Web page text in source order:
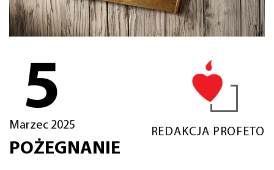
5
Marzec 2025
REDAKCJA PROFETO
POŻEGNANIE